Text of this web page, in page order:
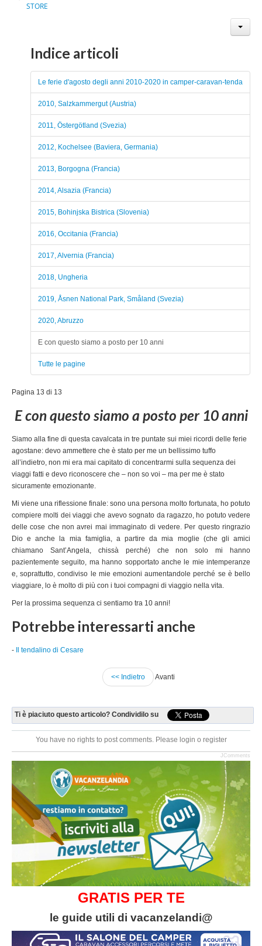
STORE
Indice articoli
Le ferie d'agosto degli anni 2010-2020 in camper-caravan-tenda
2010, Salzkammergut (Austria)
2011, Östergötland (Svezia)
2012, Kochelsee (Baviera, Germania)
2013, Borgogna (Francia)
2014, Alsazia (Francia)
2015, Bohinjska Bistrica (Slovenia)
2016, Occitania (Francia)
2017, Alvernia (Francia)
2018, Ungheria
2019, Åsnen National Park, Småland (Svezia)
2020, Abruzzo
E con questo siamo a posto per 10 anni
Tutte le pagine
Pagina 13 di 13
E con questo siamo a posto per 10 anni
Siamo alla fine di questa cavalcata in tre puntate sui miei ricordi delle ferie
agostane: devo ammettere che è stato per me un bellissimo tuffo
all’indietro, non mi era mai capitato di concentrarmi sulla sequenza dei
viaggi fatti e devo riconoscere che – non so voi – ma per me è stato
sicuramente emozionante.
Mi viene una riflessione finale: sono una persona molto fortunata, ho potuto
compiere molti dei viaggi che avevo sognato da ragazzo, ho potuto vedere
delle cose che non avrei mai immaginato di vedere. Per questo ringrazio
Dio e anche la mia famiglia, a partire da mia moglie (che gli amici
chiamano Sant’Angela, chissà perché) che non solo mi hanno
pazientemente seguito, ma hanno sopportato anche le mie intemperanze
e, soprattutto, condiviso le mie emozioni aumentandole perché se è bello
viaggiare, lo è molto di più con i tuoi compagni di viaggio nella vita.
Per la prossima sequenza ci sentiamo tra 10 anni!
Potrebbe interessarti anche
- Il tendalino di Cesare
<< Indietro Avanti
Ti è piaciuto questo articolo? Condividilo su
You have no rights to post comments. Please login o register
JComments
GRATIS PER TE
le guide utili di vacanzelandi@